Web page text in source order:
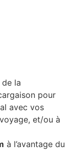
de la
pour
avec vos
et/ou à
à l’avantage du